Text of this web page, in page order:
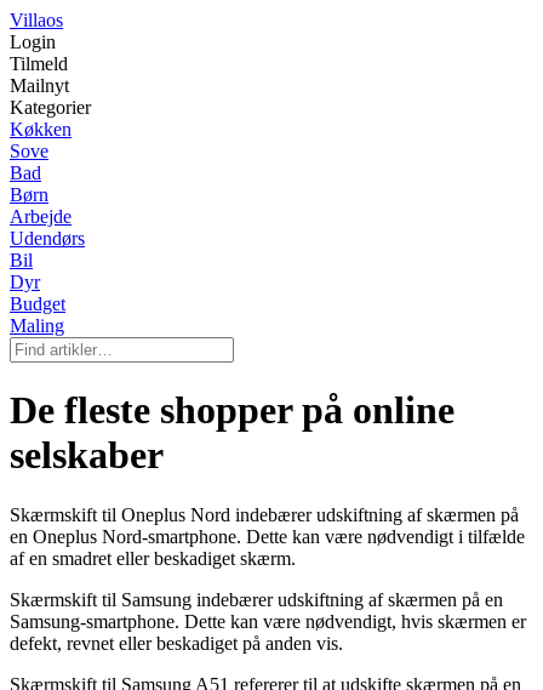
Villaos
Login
Tilmeld
Mailnyt
Kategorier
Køkken
Sove
Bad
Børn
Arbejde
Udendørs
Bil
Dyr
Budget
Maling
De fleste shopper på online
selskaber
Skærmskift til Oneplus Nord indebærer udskiftning af skærmen på
en Oneplus Nord-smartphone. Dette kan være nødvendigt i tilfælde
af en smadret eller beskadiget skærm.
Skærmskift til Samsung indebærer udskiftning af skærmen på en
Samsung-smartphone. Dette kan være nødvendigt, hvis skærmen er
defekt, revnet eller beskadiget på anden vis.
Skærmskift til Samsung A51 refererer til at udskifte skærmen på en